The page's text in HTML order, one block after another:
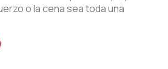
o la cena sea toda una